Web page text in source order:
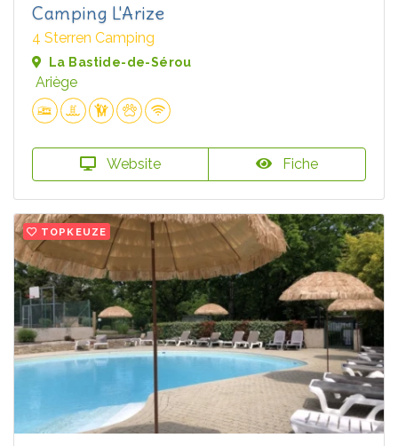
Camping L'Arize
4 Sterren Camping
La Bastide-de-Sérou
Ariège
Website Fiche
TOPKEUZE